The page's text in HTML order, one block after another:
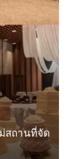
สถานที่จัด